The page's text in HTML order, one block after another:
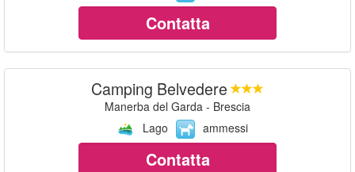
Contatta
Camping Belvedere
Manerba del Garda - Brescia
Lago
ammessi
Contatta